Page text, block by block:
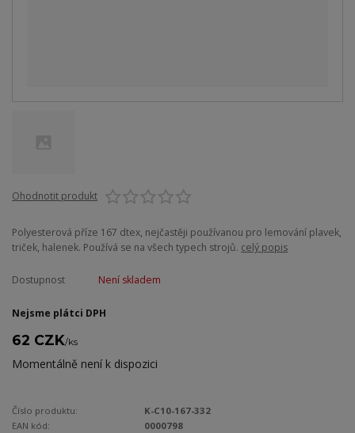
Ohodnotit produkt
Polyesterová příze 167 dtex, nejčastěji používanou pro lemování plavek,
triček, halenek. Používá se na všech typech strojů. celý popis
Dostupnost Není skladem
Nejsme plátci DPH
62 CZK/ks
Momentálně není k dispozici
Číslo produktu:
K-C10-167-332
EAN kód:
0000798